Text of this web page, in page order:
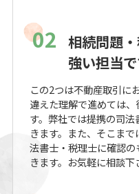
02 相続問題
強い担当で
この2つは不動産取引に
違えた理解で進めては
す。弊社では提携の司
きます。また、そこま
法書士・税理士に確認
きます。お気軽に相談下